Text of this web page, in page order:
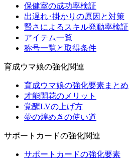
保健室の成功率検証
出遅れ･掛かりの原因と対策
賢さによるスキル発動率検証
アイテム一覧
称号一覧と取得条件
育成ウマ娘の強化関連
育成ウマ娘の強化要素まとめ
才能開花のメリット
覚醒LVの上げ方
夢の煌めきの使い道
サポートカードの強化関連
サポートカードの強化要素